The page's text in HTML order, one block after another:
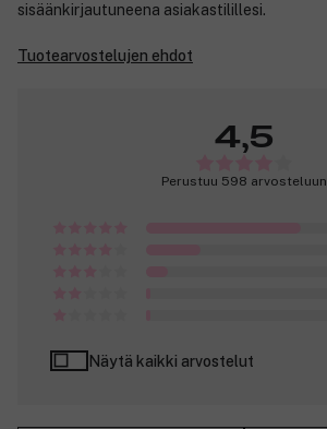
sisäänkirjautuneena asiakastilillesi.
Tuotearvostelujen ehdot
4,5
Perustuu 598 arvosteluun
Näytä kaikki arvostelut